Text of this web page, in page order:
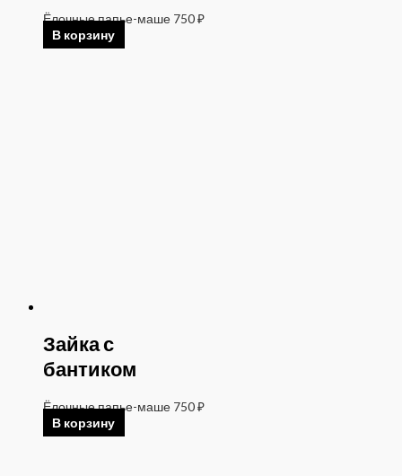
Ёлочные папье-маше 750₽
В корзину
Зайка с
бантиком
Ёлочные папье-маше 750₽
В корзину